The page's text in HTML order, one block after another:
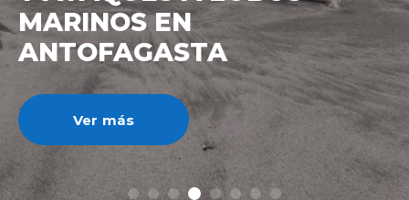
IMPUESTO AL CRÉDITO
HIPOTECARIO A UN 3%
Ver más